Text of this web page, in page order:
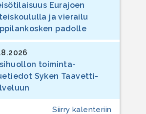
Eurajoen
ja vierailu
padolle
toiminta-
Syken Taavetti-
Siirry kalenteriin